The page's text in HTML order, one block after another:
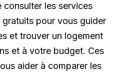
consulter les services
gratuits pour vous guider
et trouver un logement
et à votre budget. Ces
aider à comparer les